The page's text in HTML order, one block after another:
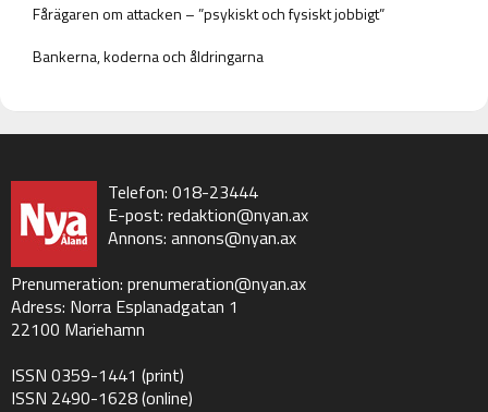
Fårägaren om attacken – ”psykiskt och fysiskt jobbigt”
Bankerna, koderna och åldringarna
Telefon: 018-23444
E-post: redaktion@nyan.ax
Annons: annons@nyan.ax
Prenumeration: prenumeration@nyan.ax
Adress: Norra Esplanadgatan 1
22100 Mariehamn
ISSN 0359-1441 (print)
ISSN 2490-1628 (online)